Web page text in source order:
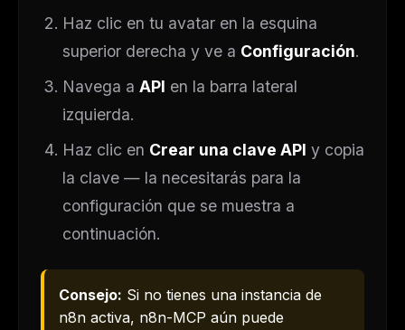
Haz clic en tu avatar en la esquina
superior derecha y ve a Configuración.
Navega a API en la barra lateral
izquierda.
Haz clic en Crear una clave API y copia
la clave — la necesitarás para la
configuración que se muestra a
continuación.
Consejo: Si no tienes una instancia de
n8n activa, n8n-MCP aún puede